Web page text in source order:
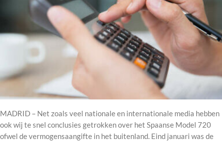
MADRID – Net zoals veel nationale en internationale media hebben
ook wij te snel conclusies getrokken over het Spaanse Model 720
ofwel de vermogensaangifte in het buitenland. Eind januari was de